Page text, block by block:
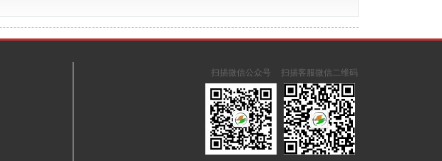
扫描客服微信二维码
扫描微信公众号